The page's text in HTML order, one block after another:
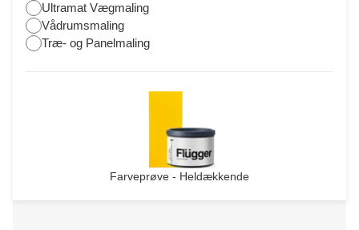
Ultramat Vægmaling
Vådrumsmaling
Træ- og Panelmaling
Farveprøve - Heldækkende